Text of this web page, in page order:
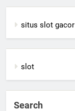
situs slot
slot
Search